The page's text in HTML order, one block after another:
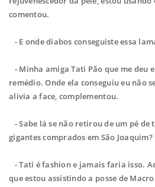
comentou.
- E onde diabos conseguiste essa
- Minha amiga Tati Pão que me deu
remédio. Onde ela conseguiu eu não
alivia a face, complementou.
- Sabe lá se não retirou de um pé de
gigantes comprados em São Joaquim?
- Tati é fashion e jamais faria isso.
que estou assistindo a posse de